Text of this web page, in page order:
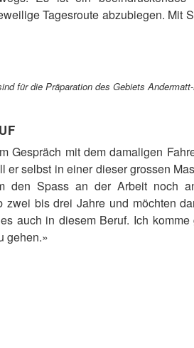
Tagesroute abzubiegen. Mit
für die Präparation des Gebiets
Gespräch mit dem damaligen
er selbst in einer dieser grossen
den Spass an der Arbeit noch
bis drei Jahre und möchten
auch in diesem Beruf. Ich
gehen.»